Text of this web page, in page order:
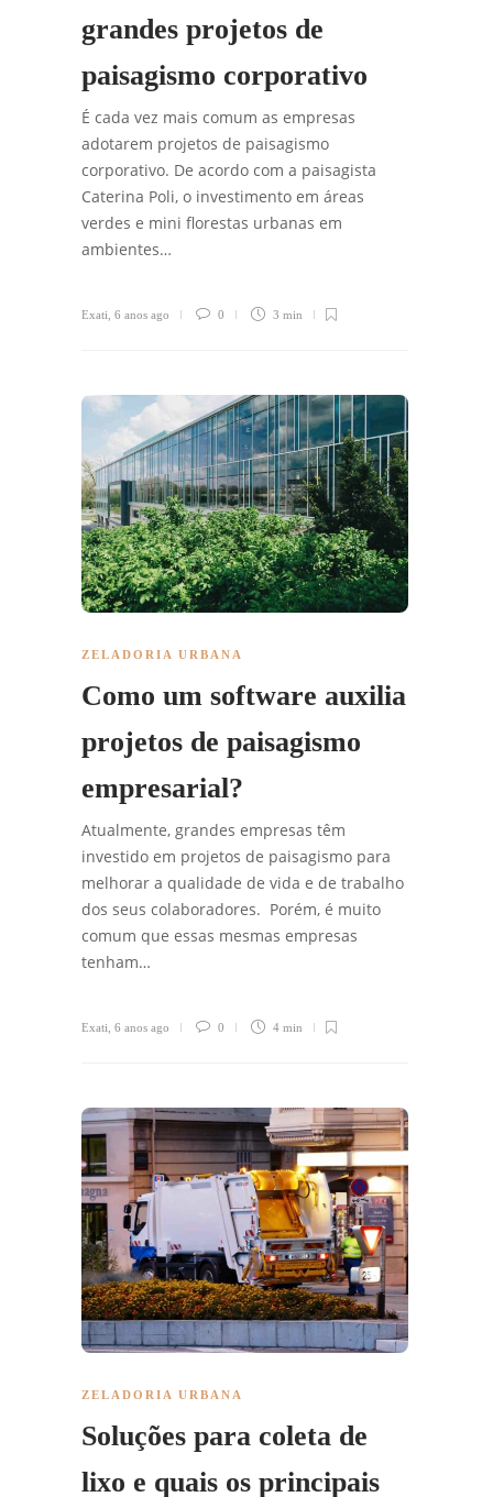
grandes projetos de
paisagismo corporativo
É cada vez mais comum as empresas
adotarem projetos de paisagismo
corporativo. De acordo com a paisagista
Caterina Poli, o investimento em áreas
verdes e mini florestas urbanas em
ambientes…
Exati 6 anos ago 0 3 min
ZELADORIA URBANA
Como um software auxilia
projetos de paisagismo
empresarial?
Atualmente, grandes empresas têm
investido em projetos de paisagismo para
melhorar a qualidade de vida e de trabalho
dos seus colaboradores. Porém, é muito
comum que essas mesmas empresas
tenham…
Exati 6 anos ago 0 4 min
ZELADORIA URBANA
Soluções para coleta de
lixo e quais os principais